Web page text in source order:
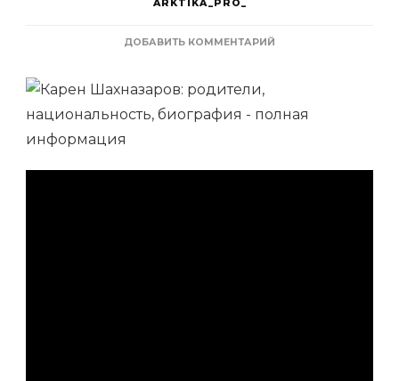
ARKTIKA_PRO_
ДОБАВИТЬ КОММЕНТАРИЙ
РОДИТЕЛИ,
—